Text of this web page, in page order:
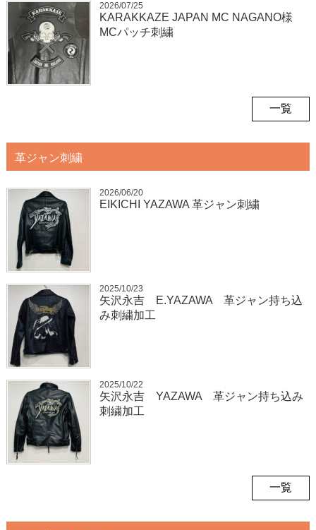
2026/07/25
KARAKKAZE JAPAN MC NAGANO様
MCパッチ刺繍
一覧
革ジャン刺繍
2026/06/20
EIKICHI YAZAWA 革ジャン刺繍
2025/10/23
矢沢永吉 E.YAZAWA 革ジャン持ち込
み刺繍加工
2025/10/22
矢沢永吉 YAZAWA 革ジャン持ち込み
刺繍加工
一覧